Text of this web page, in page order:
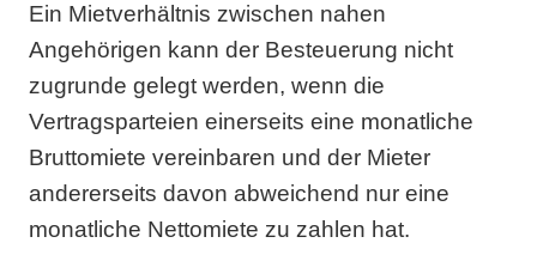
Ein Mietverhältnis zwischen nahen
Angehörigen kann der Besteuerung nicht
zugrunde gelegt werden, wenn die
Vertragsparteien einerseits eine monatliche
Bruttomiete vereinbaren und der Mieter
andererseits davon abweichend nur eine
monatliche Nettomiete zu zahlen hat.